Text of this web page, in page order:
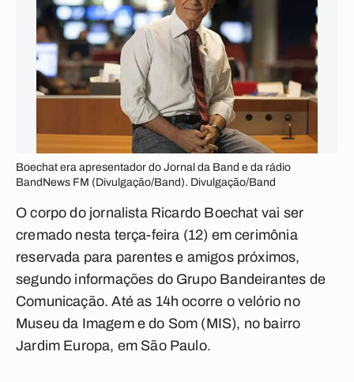
Boechat era apresentador do Jornal da Band e da rádio
BandNews FM (Divulgação/Band). Divulgação/Band
O corpo do jornalista Ricardo Boechat vai ser
cremado nesta terça-feira (12) em cerimônia
reservada para parentes e amigos próximos,
segundo informações do Grupo Bandeirantes de
Comunicação. Até as 14h ocorre o velório no
Museu da Imagem e do Som (MIS), no bairro
Jardim Europa, em São Paulo.